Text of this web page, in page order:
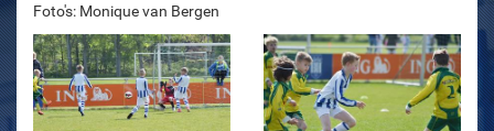
Foto's: Monique van Bergen